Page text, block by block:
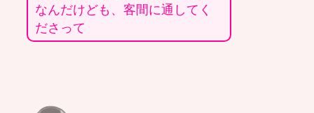
なんだけども、客間に通してく
ださって